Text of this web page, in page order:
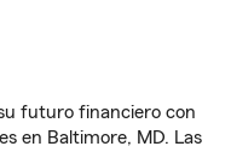
futuro financiero con
en Baltimore, MD. Las